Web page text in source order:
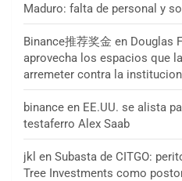
Maduro: falta de personal y
Binance推荐奖金 en Douglas
aprovecha los espacios que
arremeter contra la
binance en EE.UU. se alista
testaferro Alex Saab
jkl en Subasta de CITGO:
Tree Investments como